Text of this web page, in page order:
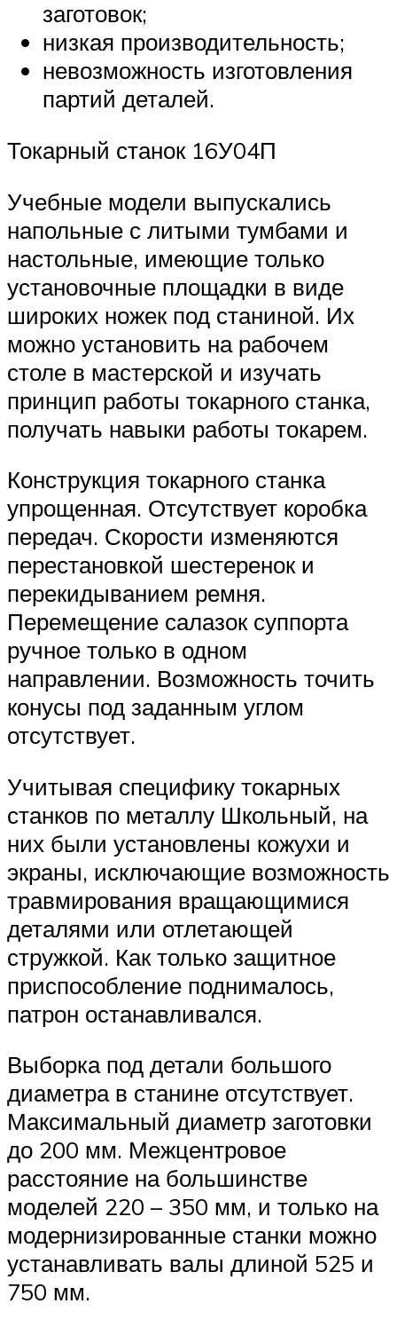
заготовок;
низкая производительность;
невозможность изготовления
партий деталей.
Токарный станок 16У04П
Учебные модели выпускались
напольные с литыми тумбами и
настольные, имеющие только
установочные площадки в виде
широких ножек под станиной. Их
можно установить на рабочем
столе в мастерской и изучать
принцип работы токарного станка,
получать навыки работы токарем.
Конструкция токарного станка
упрощенная. Отсутствует коробка
передач. Скорости изменяются
перестановкой шестеренок и
перекидыванием ремня.
Перемещение салазок суппорта
ручное только в одном
направлении. Возможность точить
конусы под заданным углом
отсутствует.
Учитывая специфику токарных
станков по металлу Школьный, на
них были установлены кожухи и
экраны, исключающие возможность
травмирования вращающимися
деталями или отлетающей
стружкой. Как только защитное
приспособление поднималось,
патрон останавливался.
Выборка под детали большого
диаметра в станине отсутствует.
Максимальный диаметр заготовки
до 200 мм. Межцентровое
расстояние на большинстве
моделей 220 – 350 мм, и только на
модернизированные станки можно
устанавливать валы длиной 525 и
750 мм.